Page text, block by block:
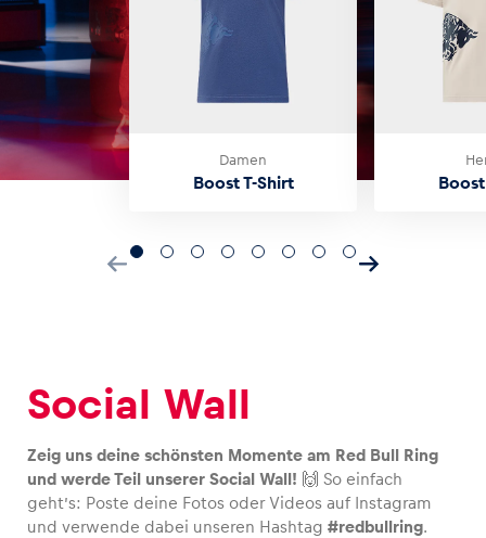
Damen
Boost T-Shirt
Social Wall
Zeig uns deine schönsten Momente am Red Bull Ring
und werde Teil unserer Social Wall! 🙌 So einfach
geht’s: Poste deine Fotos oder Videos auf Instagram
und verwende dabei unseren Hashtag #redbullring.